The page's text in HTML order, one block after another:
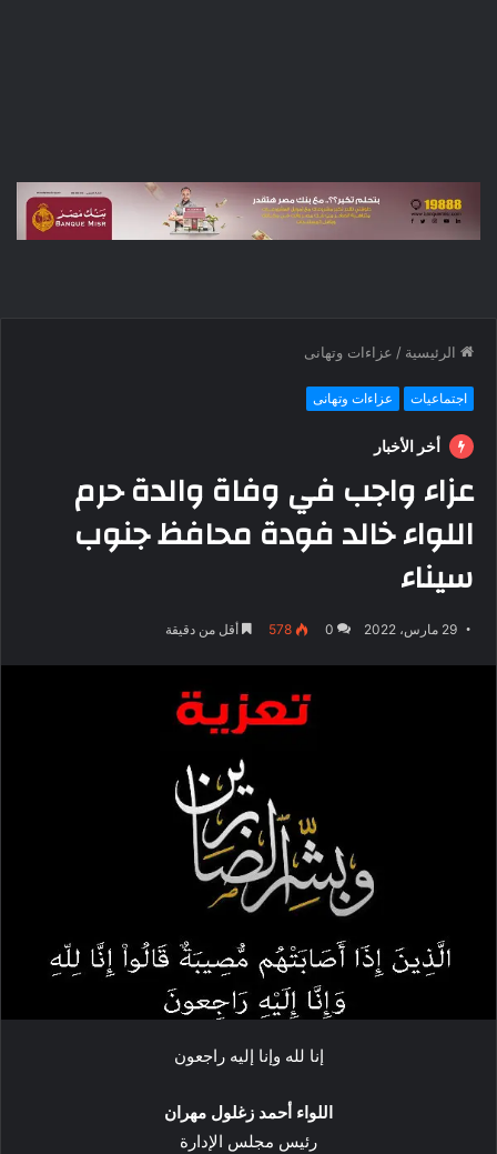
الرئيسية / عزاءات وتهانى
اجتماعيات عزاءات وتهانى
أخر الأخبار
عزاء واجب في وفاة والدة حرم
اللواء خالد فودة محافظ جنوب
سيناء
29 مارس، 2022 0
578 أقل من دقيقة
إنا لله وإنا إليه راجعون
اللواء أحمد زغلول مهران
رئيس مجلس الإدارة